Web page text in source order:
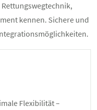
kennen. Sichere und
Flexibilität –